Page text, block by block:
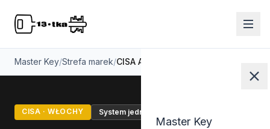
Master Key
Master Key/Strefa marek/CISA ASTRAL TEKNO PRO
CISA · WŁOCHY System jednego klucza